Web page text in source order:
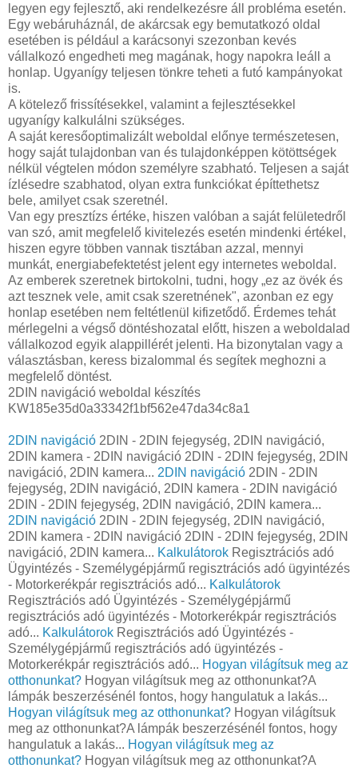
legyen egy fejlesztő, aki rendelkezésre áll probléma esetén.
Egy webáruháznál, de akárcsak egy bemutatkozó oldal
esetében is például a karácsonyi szezonban kevés
vállalkozó engedheti meg magának, hogy napokra leáll a
honlap. Ugyanígy teljesen tönkre teheti a futó kampányokat
is.
A kötelező frissítésekkel, valamint a fejlesztésekkel
ugyanígy kalkulálni szükséges.
A saját keresőoptimalizált weboldal előnye természetesen,
hogy saját tulajdonban van és tulajdonképpen kötöttségek
nélkül végtelen módon személyre szabható. Teljesen a saját
ízlésedre szabhatod, olyan extra funkciókat építtethetsz
bele, amilyet csak szeretnél.
Van egy presztízs értéke, hiszen valóban a saját felületedről
van szó, amit megfelelő kivitelezés esetén mindenki értékel,
hiszen egyre többen vannak tisztában azzal, mennyi
munkát, energiabefektetést jelent egy internetes weboldal.
Az emberek szeretnek birtokolni, tudni, hogy „ez az övék és
azt tesznek vele, amit csak szeretnének", azonban ez egy
honlap esetében nem feltétlenül kifizetődő. Érdemes tehát
mérlegelni a végső döntéshozatal előtt, hiszen a weboldalad
vállalkozod egyik alappillérét jelenti. Ha bizonytalan vagy a
választásban, keress bizalommal és segítek meghozni a
megfelelő döntést.
2DIN navigáció weboldal készítés
KW185e35d0a33342f1bf562e47da34c8a1
2DIN navigáció 2DIN - 2DIN fejegység, 2DIN navigáció,
2DIN kamera - 2DIN navigáció 2DIN - 2DIN fejegység, 2DIN
navigáció, 2DIN kamera... 2DIN navigáció 2DIN - 2DIN
fejegység, 2DIN navigáció, 2DIN kamera - 2DIN navigáció
2DIN - 2DIN fejegység, 2DIN navigáció, 2DIN kamera...
2DIN navigáció 2DIN - 2DIN fejegység, 2DIN navigáció,
2DIN kamera - 2DIN navigáció 2DIN - 2DIN fejegység, 2DIN
navigáció, 2DIN kamera... Kalkulátorok Regisztrációs adó
Ügyintézés - Személygépjármű regisztrációs adó ügyintézés
- Motorkerékpár regisztrációs adó... Kalkulátorok
Regisztrációs adó Ügyintézés - Személygépjármű
regisztrációs adó ügyintézés - Motorkerékpár regisztrációs
adó... Kalkulátorok Regisztrációs adó Ügyintézés -
Személygépjármű regisztrációs adó ügyintézés -
Motorkerékpár regisztrációs adó... Hogyan világítsuk meg az
otthonunkat? Hogyan világítsuk meg az otthonunkat?A
lámpák beszerzésénél fontos, hogy hangulatuk a lakás...
Hogyan világítsuk meg az otthonunkat? Hogyan világítsuk
meg az otthonunkat?A lámpák beszerzésénél fontos, hogy
hangulatuk a lakás... Hogyan világítsuk meg az
otthonunkat? Hogyan világítsuk meg az otthonunkat?A